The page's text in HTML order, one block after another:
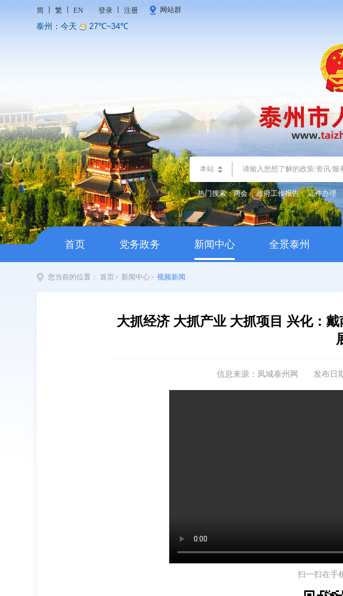
简 繁 EN 登录 注册 网站群
本站
热门搜索：两会 政府工作报告 证件办理
首页 党务政务 新闻中心 全景泰州
您当前的位置： 首页 > 新闻中心> 视频新闻
大抓经济 大抓产业 大抓项目 兴化：
信息来源：凤城泰州网 发布日
扫一扫在手